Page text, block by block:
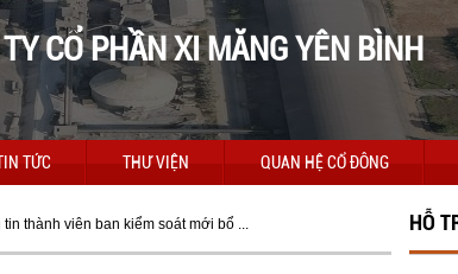
CỔ PHẦN XI MĂNG YÊN BÌNH
TỨC THƯ VIỆN QUAN HỆ CỔ ĐÔNG
thành viên ban kiểm soát mới bổ ... HỖ